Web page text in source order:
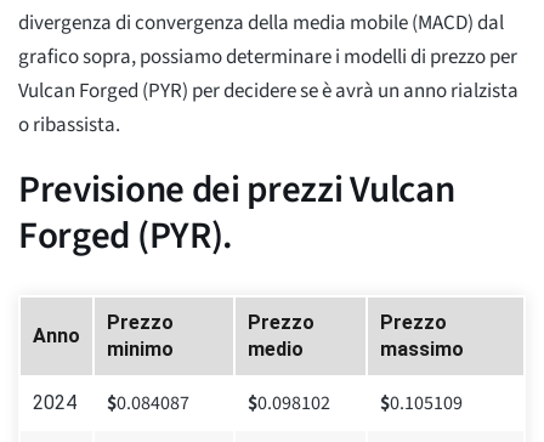
divergenza di convergenza della media mobile (MACD) dal
grafico sopra, possiamo determinare i modelli di prezzo per
Vulcan Forged (PYR) per decidere se è avrà un anno rialzista
o ribassista.
Previsione dei prezzi Vulcan
Forged (PYR).
Anno
Prezzo
minimo
Prezzo
medio
Prezzo
massimo
2024 $0.084087 $0.098102 $0.105109